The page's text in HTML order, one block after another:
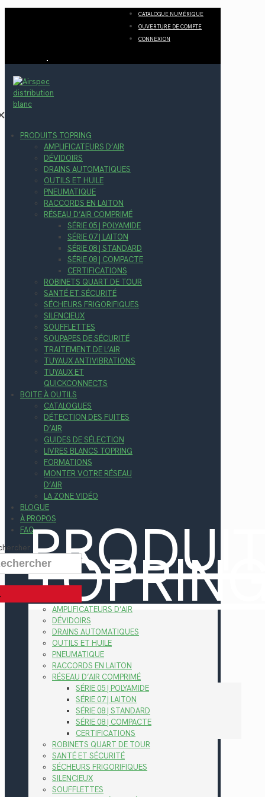
CATALOGUE NUMÉRIQUE
OUVERTURE DE COMPTE
CONNEXION
PRODUITS TOPRING
AMPLIFICATEURS D’AIR
DÉVIDOIRS
DRAINS AUTOMATIQUES
OUTILS ET HUILE
PNEUMATIQUE
RACCORDS EN LAITON
RÉSEAU D’AIR COMPRIMÉ
SÉRIE 05 | POLYAMIDE
SÉRIE 07 | LAITON
SÉRIE 08 | STANDARD
SÉRIE 08 | COMPACTE
CERTIFICATIONS
ROBINETS QUART DE TOUR
SANTÉ ET SÉCURITÉ
SÉCHEURS FRIGORIFIQUES
SILENCIEUX
SOUFFLETTES
SOUPAPES DE SÉCURITÉ
TRAITEMENT DE L’AIR
TUYAUX ANTIVIBRATIONS
TUYAUX ET
QUICKCONNECTS
BOITE À OUTILS
CATALOGUES
DÉTECTION DES FUITES
D’AIR
GUIDES DE SÉLECTION
LIVRES BLANCS TOPRING
FORMATIONS
MONTER VOTRE RÉSEAU
D’AIR
LA ZONE VIDÉO
BLOGUE
À PROPOS
FAQ
AMPLIFICATEURS D’AIR
DÉVIDOIRS
DRAINS AUTOMATIQUES
OUTILS ET HUILE
PNEUMATIQUE
RACCORDS EN LAITON
RÉSEAU D’AIR COMPRIMÉ
SÉRIE 05 | POLYAMIDE
SÉRIE 07 | LAITON
SÉRIE 08 | STANDARD
SÉRIE 08 | COMPACTE
CERTIFICATIONS
ROBINETS QUART DE TOUR
SANTÉ ET SÉCURITÉ
SÉCHEURS FRIGORIFIQUES
SILENCIEUX
SOUFFLETTES